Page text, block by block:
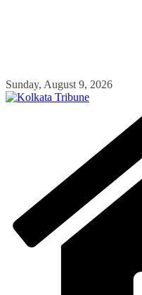
Skip
to
Sunday, August 9, 2026